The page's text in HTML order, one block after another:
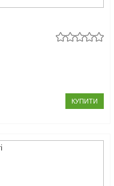
КУПИТИ